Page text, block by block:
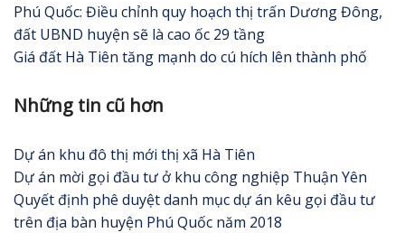
Phú Quốc: Điều chỉnh quy hoạch thị trấn Dương Đông,
đất UBND huyện sẽ là cao ốc 29 tầng
Giá đất Hà Tiên tăng mạnh do cú hích lên thành phố
Những tin cũ hơn
Dự án khu đô thị mới thị xã Hà Tiên
Dự án mời gọi đầu tư ở khu công nghiệp Thuận Yên
Quyết định phê duyệt danh mục dự án kêu gọi đầu tư
trên địa bàn huyện Phú Quốc năm 2018